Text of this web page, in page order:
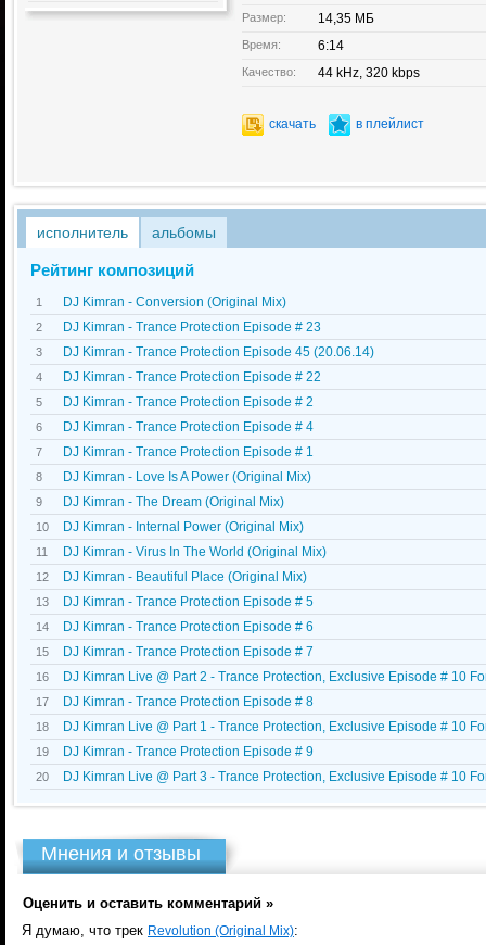
Размер: 14,35 МБ
Время: 6:14
Качество: 44 kHz, 320 kbps
скачать в плейлист
исполнитель альбомы
Рейтинг композиций
1 DJ Kimran - Conversion (Original Mix)
2 DJ Kimran - Trance Protection Episode # 23
3 DJ Kimran - Trance Protection Episode 45 (20.06.14)
4 DJ Kimran - Trance Protection Episode # 22
5 DJ Kimran - Trance Protection Episode # 2
6 DJ Kimran - Trance Protection Episode # 4
7 DJ Kimran - Trance Protection Episode # 1
8 DJ Kimran - Love Is A Power (Original Mix)
9 DJ Kimran - The Dream (Original Mix)
10 DJ Kimran - Internal Power (Original Mix)
11 DJ Kimran - Virus In The World (Original Mix)
12 DJ Kimran - Beautiful Place (Original Mix)
13 DJ Kimran - Trance Protection Episode # 5
14 DJ Kimran - Trance Protection Episode # 6
15 DJ Kimran - Trance Protection Episode # 7
16 DJ Kimran Live @ Part 2 - Trance Protection, Exclusive Episode # 10
17 DJ Kimran - Trance Protection Episode # 8
18 DJ Kimran Live @ Part 1 - Trance Protection, Exclusive Episode # 10
19 DJ Kimran - Trance Protection Episode # 9
20 DJ Kimran Live @ Part 3 - Trance Protection, Exclusive Episode # 10
Мнения и отзывы
Оценить и оставить комментарий »
Я думаю, что трек Revolution (Original Mix):